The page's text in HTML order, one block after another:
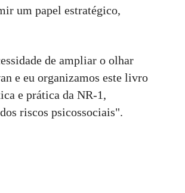
um papel estratégico,
de ampliar o olhar
e eu organizamos este livro
e prática da NR-1,
riscos psicossociais".